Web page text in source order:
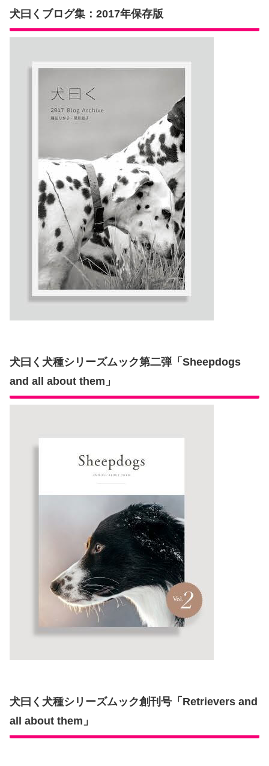
犬曰くブログ集：2017年保存版
犬曰く犬種シリーズムック第二弾「Sheepdogs
and all about them」
犬曰く犬種シリーズムック創刊号「Retrievers and
all about them」